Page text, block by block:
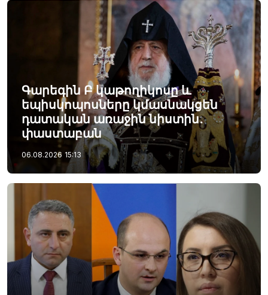
Գարեգին Բ կաթողիկոսը և
եպիսկոպոսները կմասնակցեն
դատական առաջին նիստին․
փաստաբան
06.08.2026 15:13